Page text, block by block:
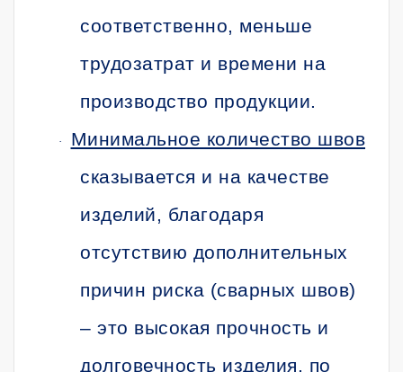
соответственно, меньше
трудозатрат и времени на
производство продукции.
·
Минимальное количество швов
сказывается и на качестве
изделий, благодаря
отсутствию дополнительных
причин риска (сварных швов)
– это высокая прочность и
долговечность изделия, по